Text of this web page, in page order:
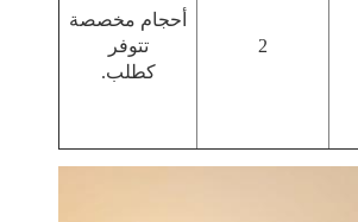
2
أحجام مخصصة
تتوفر
كطلب.